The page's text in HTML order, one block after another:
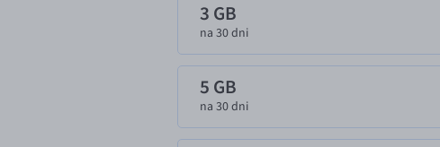
3 GB
na 30 dni
5 GB
na 30 dni